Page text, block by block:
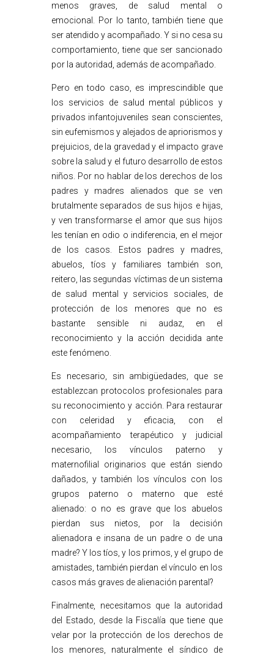
menos graves, de salud mental o
emocional. Por lo tanto, también tiene que
ser atendido y acompañado. Y si no cesa su
comportamiento, tiene que ser sancionado
por la autoridad, además de acompañado.
Pero en todo caso, es imprescindible que
los servicios de salud mental públicos y
privados infantojuveniles sean conscientes,
sin eufemismos y alejados de apriorismos y
prejuicios, de la gravedad y el impacto grave
sobre la salud y el futuro desarrollo de estos
niños. Por no hablar de los derechos de los
padres y madres alienados que se ven
brutalmente separados de sus hijos e hijas,
y ven transformarse el amor que sus hijos
les tenían en odio o indiferencia, en el mejor
de los casos. Estos padres y madres,
abuelos, tíos y familiares también son,
reitero, las segundas víctimas de un sistema
de salud mental y servicios sociales, de
protección de los menores que no es
bastante sensible ni audaz, en el
reconocimiento y la acción decidida ante
este fenómeno.
Es necesario, sin ambigüedades, que se
establezcan protocolos profesionales para
su reconocimiento y acción. Para restaurar
con celeridad y eficacia, con el
acompañamiento terapéutico y judicial
necesario, los vínculos paterno y
maternofilial originarios que están siendo
dañados, y también los vínculos con los
grupos paterno o materno que esté
alienado: o no es grave que los abuelos
pierdan sus nietos, por la decisión
alienadora e insana de un padre o de una
madre? Y los tíos, y los primos, y el grupo de
amistades, también pierdan el vínculo en los
casos más graves de alienación parental?
Finalmente, necesitamos que la autoridad
del Estado, desde la Fiscalía que tiene que
velar por la protección de los derechos de
los menores, naturalmente el síndico de